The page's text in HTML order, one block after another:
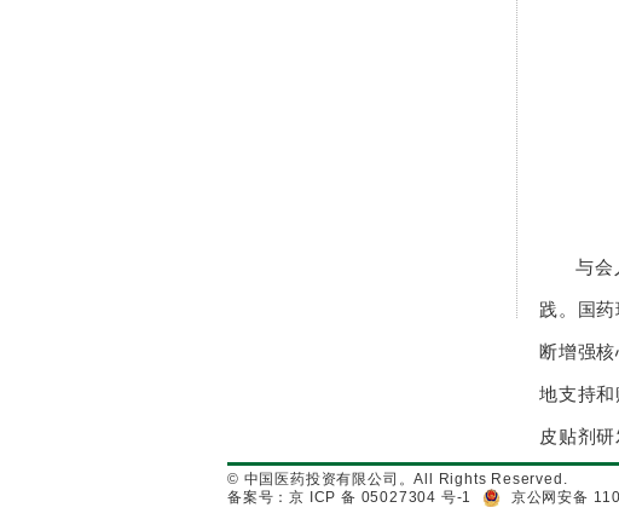
与会
践。国
断增强
地支持
皮贴剂研
© 中国医药投资有限公司。All Rights Reserved.
备案号：京 ICP 备 05027304 号-1
京公网安备